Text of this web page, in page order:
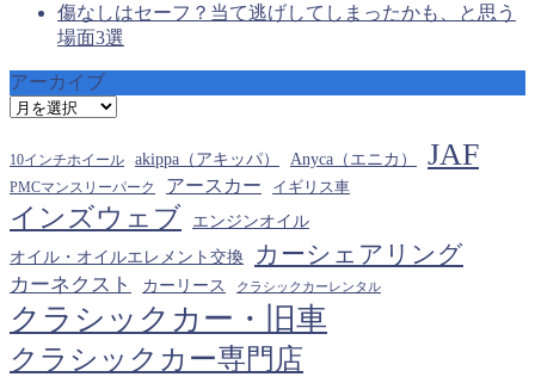
傷なしはセーフ？当て逃げしてしまったかも、と思う
場面3選
アーカイブ
ア
カ
イ
ブ
10インチホイール akippa（アキッパ） Anyca（エニカ） JAF
PMCマンスリーパーク アースカー イギリス車
インズウェブ エンジンオイル
オイル・オイルエレメント交換 カーシェアリング
カーネクスト カーリース クラシックカーレンタル
クラシックカー・旧車
クラシックカー専門店